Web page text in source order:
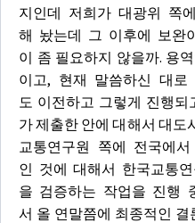
지인데 저희가 대광위 쪽
해 놨는데 그 이후에 보완
이 좀 필요하지 않을까. 용
이고, 현재 말씀하신 대로
도 이전하고 그렇게 진행
가 제출한 안에 대해서 대도
교통연구원 쪽에 전국에
인 것에 대해서 한국교통
을 검증하는 작업을 진행
서 올 연말쯤에 최종적인